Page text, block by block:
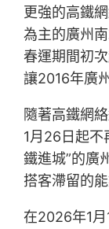
更強的高鐵
為主的廣州
春運期間初
讓2016年廣
隨著高鐵網
1月26日起不
鐵進城”的廣
搭客滯留的能
在2026年1